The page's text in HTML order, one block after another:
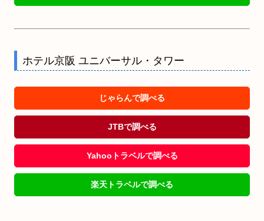
ホテル京阪 ユニバーサル・タワー
じゃらんで調べる
JTBで調べる
Yahooトラベルで調べる
楽天トラベルで調べる